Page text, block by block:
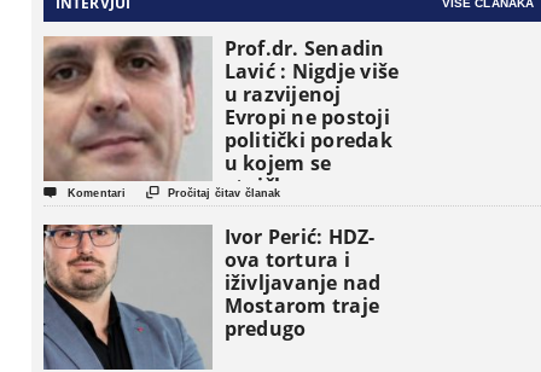
VIŠE ČLANAKA
Prof.dr. Senadin
Lavić : Nigdje više
u razvijenoj
Evropi ne postoji
politički poredak
u kojem se
etničke grupe
pojavljuju kao
osnovne
političke jedinice
 Komentari  Pročitaj čitav članak
Ivor Perić: HDZ-
ova tortura i
iživljavanje nad
Mostarom traje
predugo